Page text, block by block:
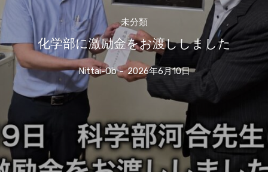
未分類
化学部に激励金をお渡ししました
Nittai-Ob - 2026年6月10日